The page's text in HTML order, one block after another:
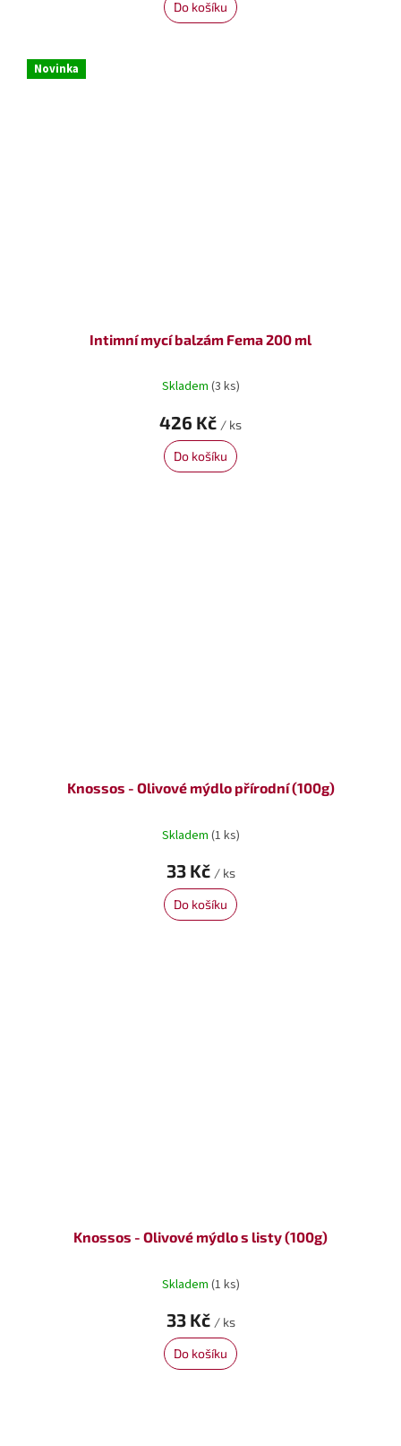
Do košíku
Novinka
Intimní mycí balzám Fema 200 ml
Skladem (3 ks)
426 Kč / ks
Do košíku
Knossos - Olivové mýdlo přírodní (100g)
Skladem (1 ks)
33 Kč / ks
Do košíku
Knossos - Olivové mýdlo s listy (100g)
Skladem (1 ks)
33 Kč / ks
Do košíku